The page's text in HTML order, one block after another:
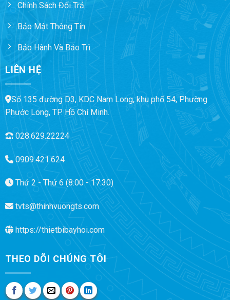
Chính Sách Đổi Trả
Bảo Mật Thông Tin
Bảo Hành Và Bảo Trì
LIÊN HỆ
Số 135 đường D3, KDC Nam Long, khu phố 54, Phường
Phước Long, TP. Hồ Chí Minh.
028.629.22224
0909.421.624
Thứ 2 - Thứ 6 (8:00 - 17:30)
tvts@thinhvuongts.com
https://thietbibayhoi.com
THEO DÕI CHÚNG TÔI